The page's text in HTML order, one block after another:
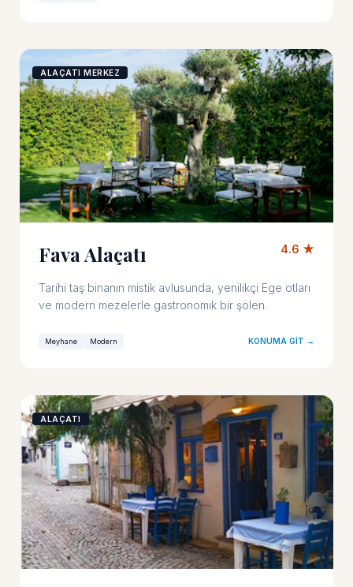
ALAÇATI MERKEZ
Fava Alaçatı 4.6 ★
Tarihi taş binanın mistik avlusunda, yenilikçi Ege otları
ve modern mezelerle gastronomik bir şölen.
Meyhane Modern KONUMA GIT →
ALAÇATI